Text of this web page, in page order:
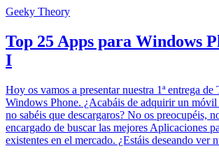
Geeky Theory
Top 25 Apps para Windows
I
Hoy os vamos a presentar nuestra 1ª entrega de
Windows Phone. ¿Acabáis de adquirir un
no sabéis que descargaros? No os preocupéis,
encargado de buscar las mejores Aplicaciones
existentes en el mercado. ¿Estáis deseando ver